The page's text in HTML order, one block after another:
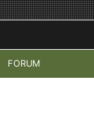
FORUM
HALO: